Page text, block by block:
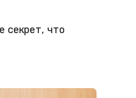
секрет, что